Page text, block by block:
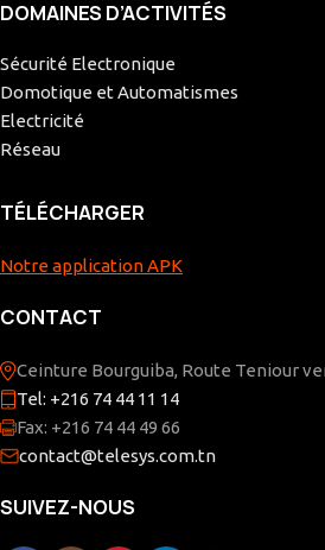
DOMAINES D’ACTIVITÉS
Sécurité Electronique
Domotique et Automatismes
Electricité
Réseau
TÉLÉCHARGER
Notre application APK
CONTACT
Ceinture Bourguiba, Route Teniour
Tel: +216 74 44 11 14
Fax: +216 74 44 49 66
contact@telesys.com.tn
SUIVEZ-NOUS